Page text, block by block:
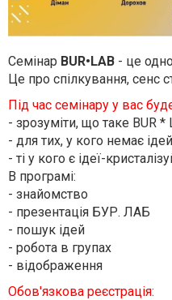
Семінар BUR•LAB - це
Це про спілкування, сенс
Під час семінару у вас
- зрозуміти, що таке BUR *
- для тих, у кого немає
- ті у кого є ідеї-
В програмі:
- знайомство
- презентація БУР. ЛАБ
- пошук ідей
- робота в групах
- відображення
Обов'язкова реєстрація: